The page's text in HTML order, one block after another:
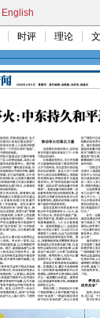
English
时评 理论